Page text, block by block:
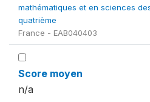
mathématiques et en sciences
quatrième
France - EAB040403
Score moyen
n/a